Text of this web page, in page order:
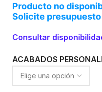
Producto no
Solicite presupuesto
Consultar
ACABADOS